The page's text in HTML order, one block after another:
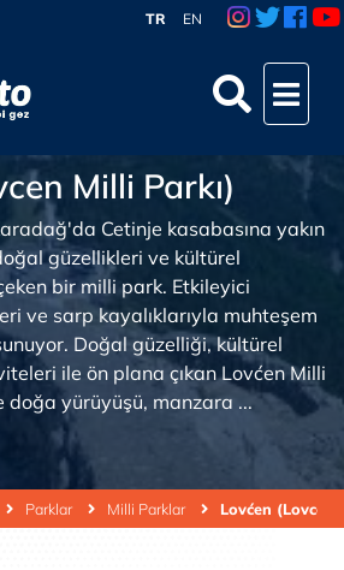
TR EN
Parklar Milli Parklar Lovćen (Lovcen
Milli Parkı)
Cetinje kasabasına yakın
güzellikleri ve kültürel
bir milli park. Etkileyici
ve sarp kayalıklarıyla muhteşem
Doğal güzelliği, kültürel
ile ön plana çıkan Lovćen Milli
doğa yürüyüşü, manzara ...